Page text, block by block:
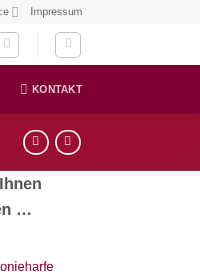
Impressum
KONTAKT
…